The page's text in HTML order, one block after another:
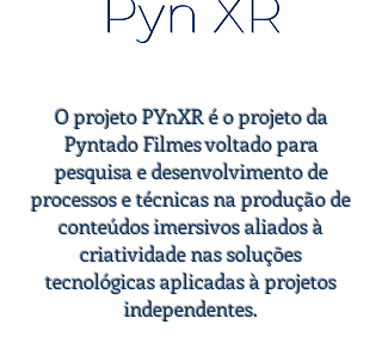
O projeto PYnXR é o projeto da
Pyntado Filmes voltado para
pesquisa e desenvolvimento de
processos e técnicas na produção de
conteúdos imersivos aliados à
criatividade nas soluções
tecnológicas aplicadas à projetos
independentes.